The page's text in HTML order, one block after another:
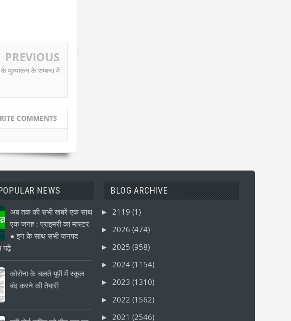
PREVIOUS
के मूल्यांकन के सम्बन्ध में
COMMENTS
NEWS
अब तक की सभी खबरें एक साथ
एक जगह : प्राइमरी का मास्टर
● इन के साथ सभी जनपद
पढ़ें
कोरोना के चलते यूपी में स्कूल
बंद करने की तैयारी
BLOG ARCHIVE
► 2119(1)
► 2026(474)
► 2025(958)
► 2024(1154)
► 2023(1310)
► 2022(1562)
► 2021(2546)